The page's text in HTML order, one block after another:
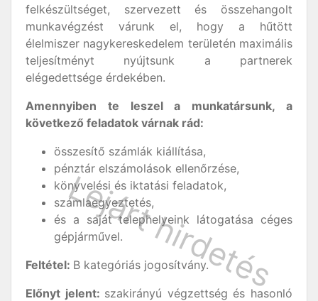
felkészültséget, szervezett és összehangolt
munkavégzést várunk el, hogy a hűtött
élelmiszer nagykereskedelem területén maximális
teljesítményt nyújtsunk a partnerek
elégedettsége érdekében.
Amennyiben te leszel a munkatársunk, a
következő feladatok várnak rád:
összesítő számlák kiállítása,
pénztár elszámolások ellenőrzése,
könyvelési és iktatási feladatok,
számlaegyeztetés,
és a saját telephelyeink látogatása céges
gépjárművel.
Feltétel: B kategóriás jogosítvány.
Előnyt jelent: szakirányú végzettség és hasonló